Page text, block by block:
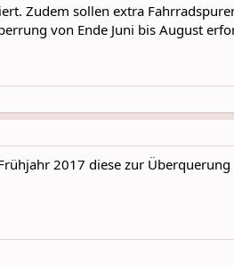
Zudem sollen extra
von Ende Juni bis August
2017 diese zur